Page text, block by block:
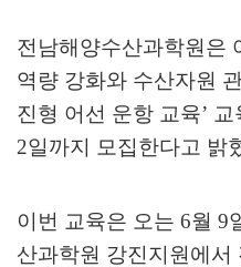
전남해양수산과학원은
역량 강화와 수산자원
진형 어선 운항 교육’ 교
2일까지 모집한다고 밝
이번 교육은 오는 6월 9
산과학원 강진지원에서